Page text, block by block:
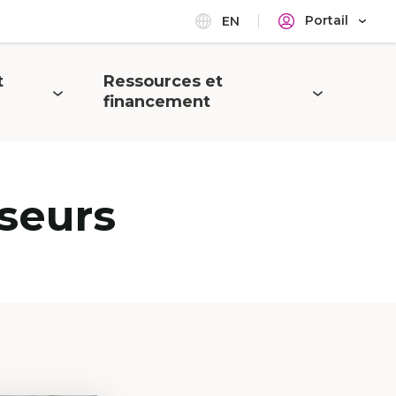
EN Portail
Ouvrir
Ressources et
financement